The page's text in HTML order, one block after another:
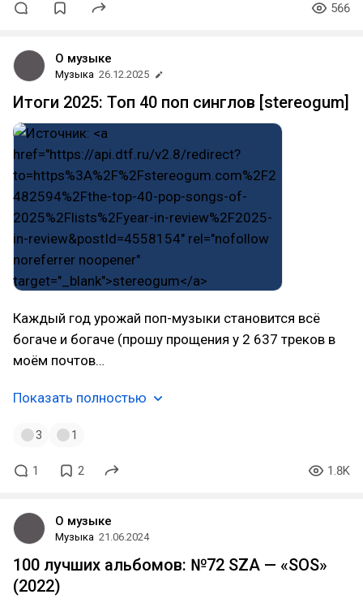
566
О музыке
Музыка 26.12.2025
Итоги 2025: Топ 40 поп синглов [stereogum]
Каждый год урожай поп-музыки становится всё
богаче и богаче (прошу прощения у 2 637 треков в
моём почтов…
Показать полностью
3 1
1 2 1.8K
О музыке
Музыка 21.06.2024
100 лучших альбомов: №72 SZA — «SOS»
(2022)